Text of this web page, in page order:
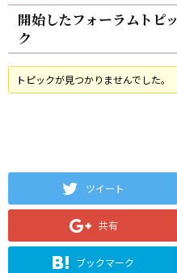
開始したフォーラムトピッ
ク
トピックが見つかりませんでした。
ツイート
共有
ブックマーク